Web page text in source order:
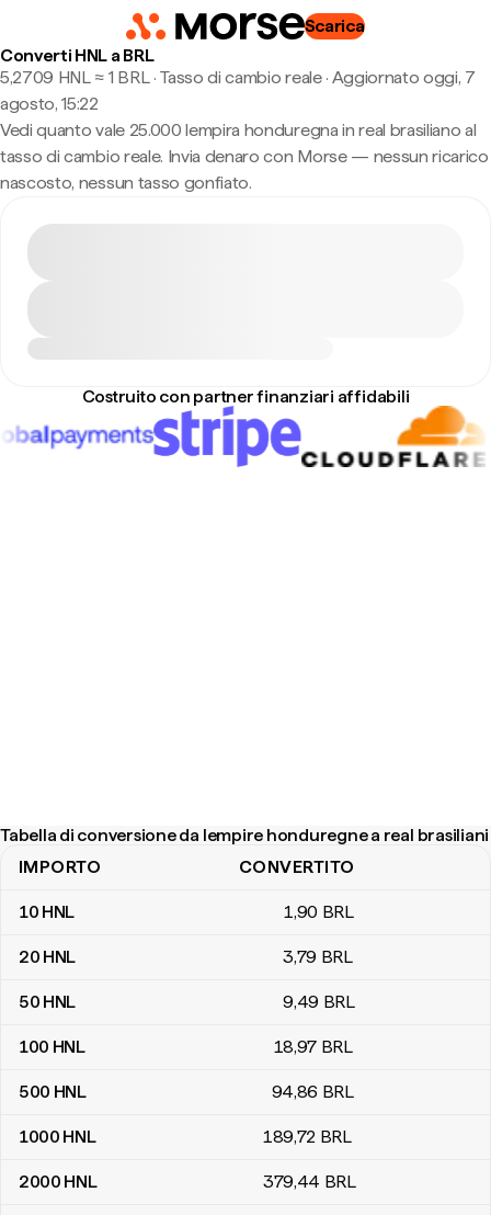
Scarica
Converti HNL a BRL
5,2709 HNL ≈ 1 BRL · Tasso di cambio reale· Aggiornato oggi, 7
agosto, 15:22
Vedi quanto vale 25.000 lempira honduregna in real brasiliano al
tasso di cambio reale. Invia denaro con Morse — nessun ricarico
nascosto, nessun tasso gonfiato.
Costruito con partner finanziari affidabili
Tabella di conversione da lempire honduregne a real brasiliani
Tabella di conversione da lempire honduregne a real brasiliani
IMPORTO CONVERTITO
10 HNL 1,90 BRL
20 HNL 3,79 BRL
50 HNL 9,49 BRL
100 HNL 18,97 BRL
500 HNL 94,86 BRL
1000 HNL 189,72 BRL
2000 HNL 379,44 BRL